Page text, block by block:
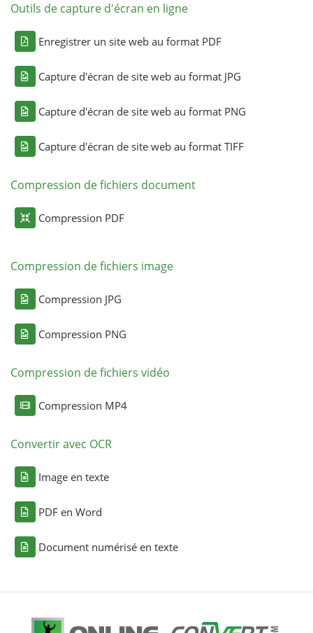
Outils de capture d'écran en ligne
Enregistrer un site web au format PDF
Capture d'écran de site web au format JPG
Capture d'écran de site web au format PNG
Capture d'écran de site web au format TIFF
Compression de fichiers document
Compression PDF
Compression de fichiers image
Compression JPG
Compression PNG
Compression de fichiers vidéo
Compression MP4
Convertir avec OCR
Image en texte
PDF en Word
Document numérisé en texte